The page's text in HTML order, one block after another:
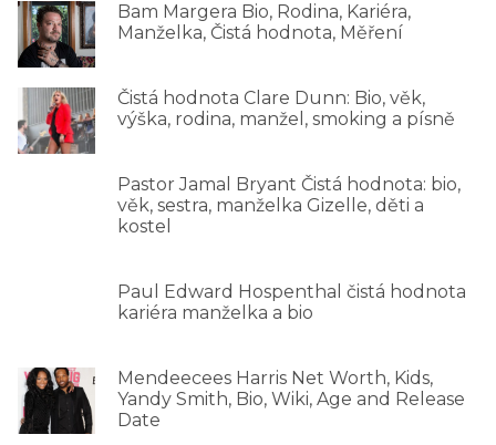
Bam Margera Bio, Rodina, Kariéra,
Manželka, Čistá hodnota, Měření
Čistá hodnota Clare Dunn: Bio, věk,
výška, rodina, manžel, smoking a písně
Pastor Jamal Bryant Čistá hodnota: bio,
věk, sestra, manželka Gizelle, děti a
kostel
Paul Edward Hospenthal čistá hodnota
kariéra manželka a bio
Mendeecees Harris Net Worth, Kids,
Yandy Smith, Bio, Wiki, Age and Release
Date